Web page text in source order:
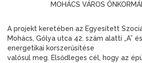
MOHÁCS VÁROS
A projekt keretében az Egyesített
Mohács, Gólya utca 42. szám alatti „A”
energetikai korszerűsítése
valósul meg. Elsődleges cél, hogy az